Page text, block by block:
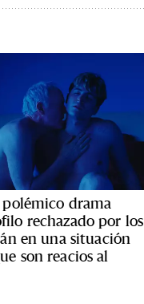
polémico drama
rechazado por los
en una situación
son reacios al